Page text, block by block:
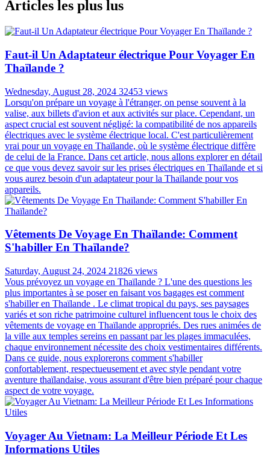
Articles les plus lus
Faut-il Un Adaptateur électrique Pour Voyager En
Thaïlande ?
Wednesday, August 28, 2024 32453 views
Lorsqu'on prépare un voyage à l'étranger, on pense souvent à la
valise, aux billets d'avion et aux activités sur place. Cependant, un
aspect crucial est souvent négligé: la compatibilité de nos appareils
électriques avec le système électrique local. C'est particulièrement
vrai pour un voyage en Thaïlande, où le système électrique diffère
de celui de la France. Dans cet article, nous allons explorer en détail
ce que vous devez savoir sur les prises électriques en Thaïlande et si
vous aurez besoin d'un adaptateur pour la Thaïlande pour vos
appareils.
Vêtements De Voyage En Thaïlande: Comment
S'habiller En Thaïlande?
Saturday, August 24, 2024 21826 views
Vous prévoyez un voyage en Thaïlande ? L'une des questions les
plus importantes à se poser en faisant vos bagages est comment
s'habiller en Thaïlande . Le climat tropical du pays, ses paysages
variés et son riche patrimoine culturel influencent tous le choix des
vêtements de voyage en Thaïlande appropriés. Des rues animées de
la ville aux temples sereins en passant par les plages immaculées,
chaque environnement nécessite des choix vestimentaires différents.
Dans ce guide, nous explorerons comment s'habiller
confortablement, respectueusement et avec style pendant votre
aventure thaïlandaise, vous assurant d'être bien préparé pour chaque
aspect de votre voyage.
Voyager Au Vietnam: La Meilleur Période Et Les
Informations Utiles